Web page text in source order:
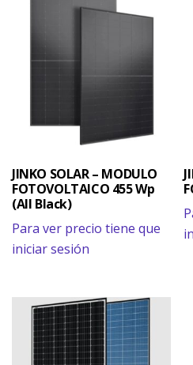
JINKO SOLAR – MODULO
FOTOVOLTAICO 455 Wp
(All Black)
Para ver precio tiene que
iniciar sesión